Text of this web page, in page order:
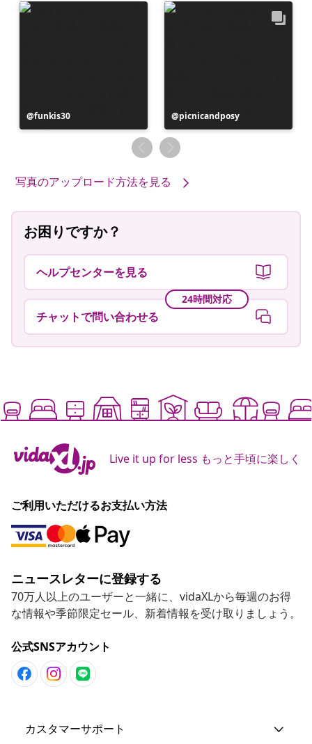
投
稿
funkis30
投
稿
者
picnicandposy
写真のアップロード方法を見る
お困りですか？
ヘルプセンターを見る
24時間対応
チャットで問い合わせる
Live it up for less もっと手頃に楽しく
ご利用いただけるお支払い方法
ニュースレターに登録する
70万人以上のユーザーと一緒に、vidaXLから毎週のお得
な情報や季節限定セール、新着情報を受け取りましょう。
公式SNSアカウント
カスタマーサポート